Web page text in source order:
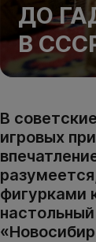
ДО
В
В
игровых
фигурками